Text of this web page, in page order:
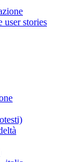
user stories